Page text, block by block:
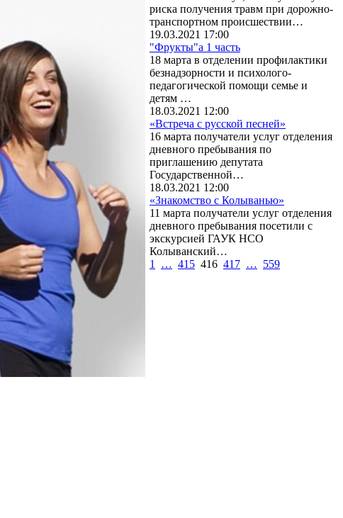
риска получения травм при дорожно-
транспортном происшествии…
19.03.2021 17:00
"Фрукты"а 1 часть
18 марта в отделении профилактики
безнадзорности и психолого-
педагогической помощи семье и
детям …
18.03.2021 12:00
«Встреча с русской песней»
16 марта получатели услуг отделения
дневного пребывания по
приглашению депутата
Государственной…
18.03.2021 12:00
«Знакомство с Колыванью»
11 марта получатели услуг отделения
дневного пребывания посетили с
экскурсией ГАУК НСО
Колыванский…
1
… 415 416 417 … 559